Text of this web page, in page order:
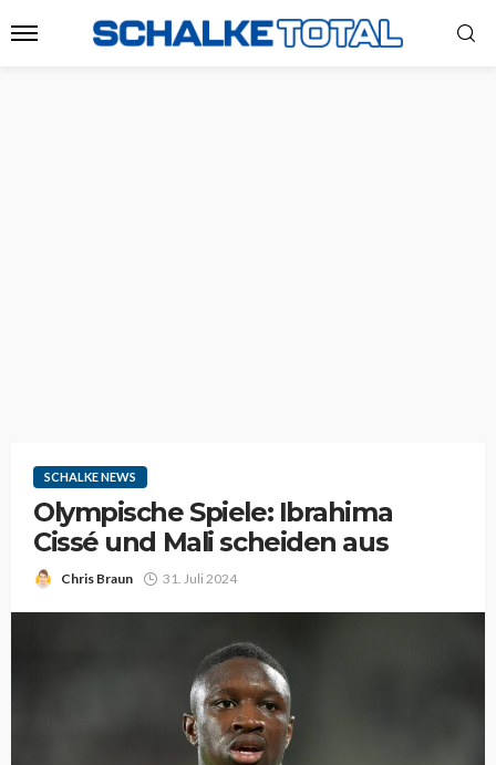
SCHALKE NEWS
Olympische Spiele: Ibrahima
Cissé und Mali scheiden aus
Chris Braun 31. Juli 2024